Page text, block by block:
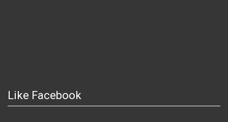
Like Facebook